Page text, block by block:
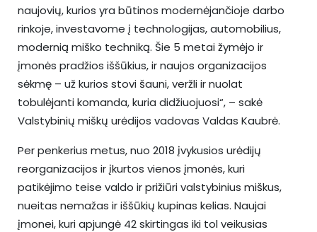
naujovių, kurios yra būtinos modernėjančioje darbo
rinkoje, investavome į technologijas, automobilius,
modernią miško techniką. Šie 5 metai žymėjo ir
įmonės pradžios iššūkius, ir naujos organizacijos
sėkmę – už kurios stovi šauni, veržli ir nuolat
tobulėjanti komanda, kuria didžiuojuosi“, – sakė
Valstybinių miškų urėdijos vadovas Valdas Kaubrė.
Per penkerius metus, nuo 2018 įvykusios urėdijų
reorganizacijos ir įkurtos vienos įmonės, kuri
patikėjimo teise valdo ir prižiūri valstybinius miškus,
nueitas nemažas ir iššūkių kupinas kelias. Naujai
įmonei, kuri apjungė 42 skirtingas iki tol veikusias